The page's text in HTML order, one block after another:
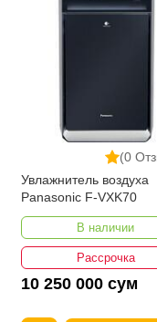
Разнообразный
преимуществами
способами,
обязательства —
для Узбекистана
также акции,
покупки.
(0
Увлажнитель воздуха
Panasonic F-VXK70
В наличии
Рассрочка
10 250 000 сум